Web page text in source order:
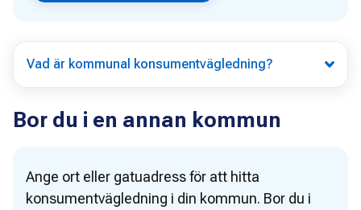
Vad är kommunal konsumentvägledning?
Bor du i en annan kommun
Ange ort eller gatuadress för att hitta
konsumentvägledning i din kommun. Bor du i